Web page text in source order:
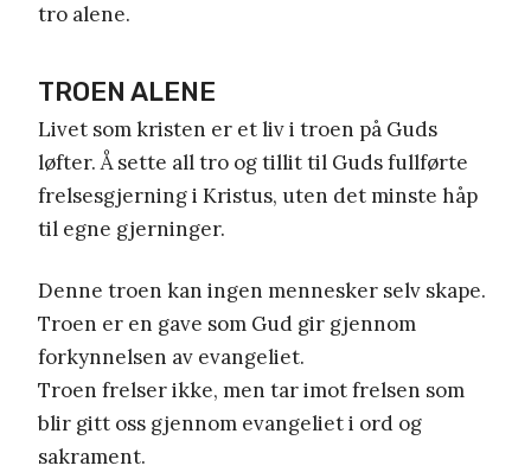
tro alene.
TROEN ALENE
Livet som kristen er et liv i troen på Guds
løfter. Å sette all tro og tillit til Guds fullførte
frelsesgjerning i Kristus, uten det minste håp
til egne gjerninger.
Denne troen kan ingen mennesker selv skape.
Troen er en gave som Gud gir gjennom
forkynnelsen av evangeliet.
Troen frelser ikke, men tar imot frelsen som
blir gitt oss gjennom evangeliet i ord og
sakrament.